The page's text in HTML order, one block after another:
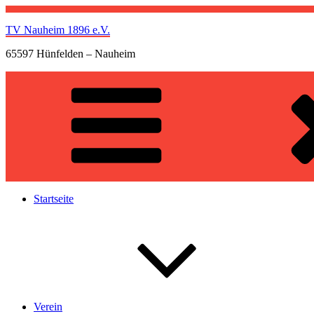
Zum
Inhalt
springen
TV Nauheim 1896 e.V.
65597 Hünfelden – Nauheim
Startseite
Verein